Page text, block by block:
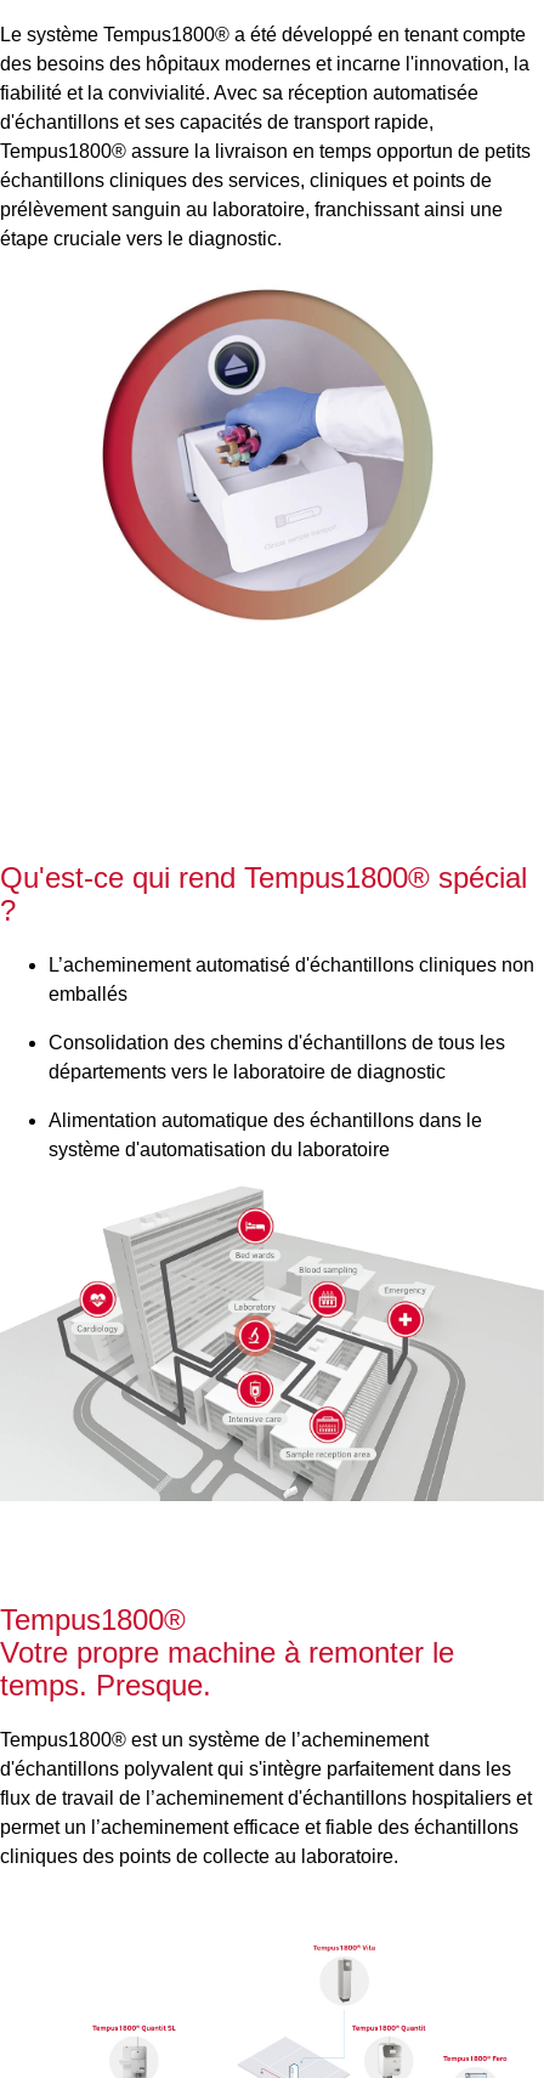
Le système Tempus1800® a été développé en tenant compte
des besoins des hôpitaux modernes et incarne l'innovation, la
fiabilité et la convivialité. Avec sa réception automatisée
d'échantillons et ses capacités de transport rapide,
Tempus1800® assure la livraison en temps opportun de petits
échantillons cliniques des services, cliniques et points de
prélèvement sanguin au laboratoire, franchissant ainsi une
étape cruciale vers le diagnostic.
Qu'est-ce qui rend Tempus1800® spécial
?
L’acheminementautomatisé d'échantillons cliniques non
emballés
Consolidation des chemins d'échantillons de tous les
départements vers le laboratoire de diagnostic
Alimentation automatique des échantillons dans le
système d'automatisation du laboratoire
Tempus1800®
Votre propre machine à remonter le
temps. Presque.
Tempus1800® est un système de l ’acheminement
d'échantillons polyvalent qui s'intègre parfaitement dans les
flux de travail de l’acheminementd'échantillons hospitaliers et
permet un l’acheminementefficace et fiable des échantillons
cliniques des points de collecte au laboratoire.